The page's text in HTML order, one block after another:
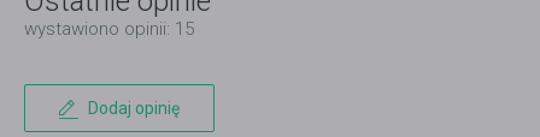
wystawiono opinii: 15
Dodaj opinię